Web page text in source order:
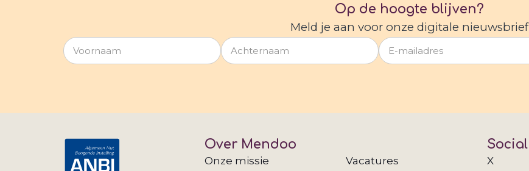
Op de hoogte blijven?
Meld je aan voor onze digitale nieuwsbrief
Over Mendoo
Onze missie
Vacatures
Social
X